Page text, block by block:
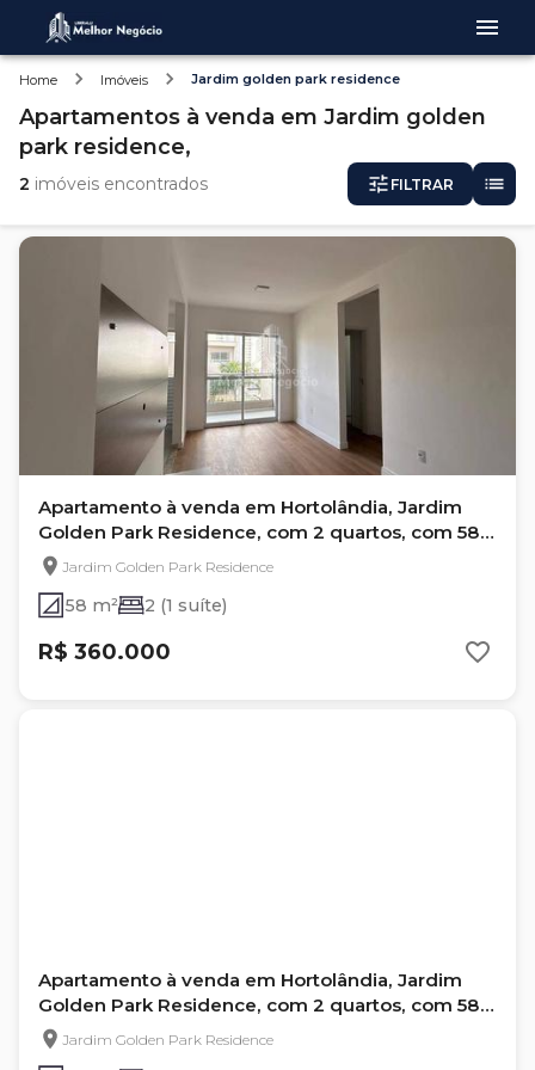
Home Imóveis Jardim golden park residence
Apartamentos à venda em Jardim golden
park residence,
2 imóveis encontrados FILTRAR
Apartamento à venda em Hortolândia, Jardim
Golden Park Residence, com 2 quartos, com 58
m²Jardim Golden Park Residence
58 m² 2 (1 suíte)
R$ 360.000
Apartamento à venda em Hortolândia, Jardim
Golden Park Residence, com 2 quartos, com 58
m²Jardim Golden Park Residence